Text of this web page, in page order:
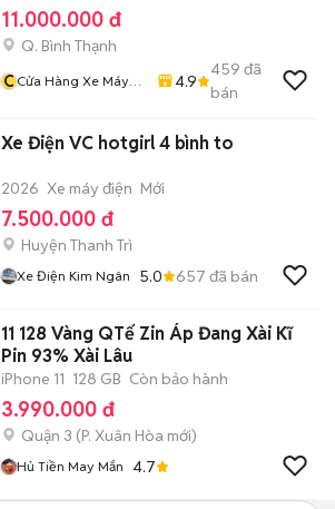
11.000.000 đ
Q. Bình Thạnh
CCửa Hàng Xe Máy
4.9
459 đã
bán
Xe Điện VC hotgirl 4 bình to
2026 Xe máy điện Mới
7.500.000 đ
Huyện Thanh Trì
Xe Điện Kim Ngân 5.0 657 đã bán
11 128 Vàng QTế Zin Áp Đang Xài Kĩ
Pin 93% Xài Lâu
iPhone 11 128 GB Còn bảo hành
3.990.000 đ
Quận 3 (P. Xuân Hòa mới)
Hủ Tiền May Mắn 4.7